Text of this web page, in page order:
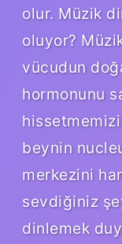
olur. Müzik
oluyor?
vücudun
hormonunu
beynin
merkezini
sevdiğiniz
dinlemek